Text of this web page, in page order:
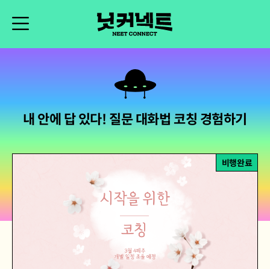
내 안에 답 있다! 질문 대화법 코칭 경험하기
비행완료